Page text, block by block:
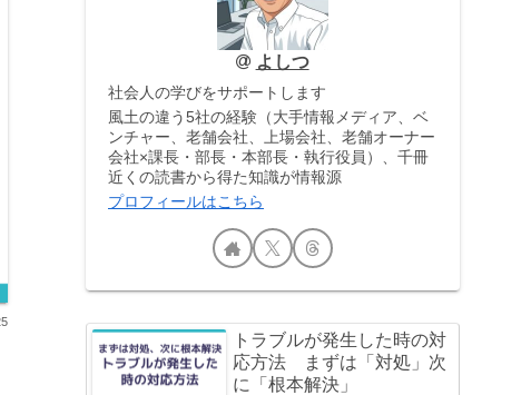
よしつ
社会人の学びをサポートします
風土の違う5社の経験（大手情報メディア、ベ
ンチャー、老舗会社、上場会社、老舗オーナー
会社×課長・部長・本部長・執行役員）、千冊
近くの読書から得た知識が情報源
プロフィールはこちら
トラブルが発生した時の対
応方法 まずは「対処」次
に「根本解決」